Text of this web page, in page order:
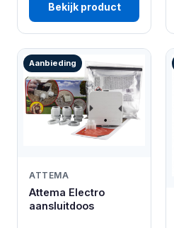
Bekijk product
Aanbieding
ATTEMA
Attema Electro
aansluitdoos